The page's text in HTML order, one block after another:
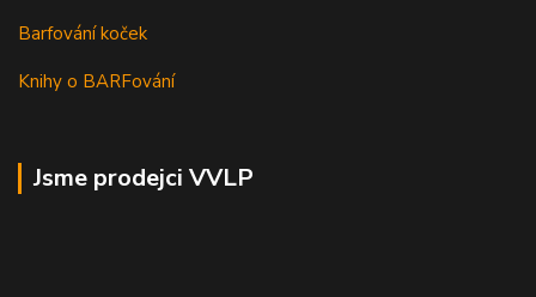
Barfování koček
Knihy o BARFování
Jsme prodejci VVLP